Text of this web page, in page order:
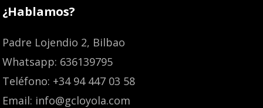
¿Hablamos?
Padre Lojendio 2, Bilbao
Whatsapp: 636139795
Teléfono: +34 94 447 03 58
Email: info@gcloyola.com